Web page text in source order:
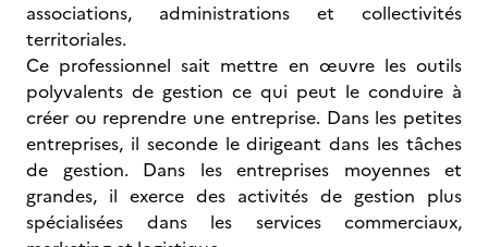
associations, administrations et collectivités
territoriales.
Ce professionnel sait mettre en œuvre les outils
polyvalents de gestion ce qui peut le conduire à
créer ou reprendre une entreprise. Dans les petites
entreprises, il seconde le dirigeant dans les tâches
de gestion. Dans les entreprises moyennes et
grandes, il exerce des activités de gestion plus
spécialisées dans les services commerciaux,